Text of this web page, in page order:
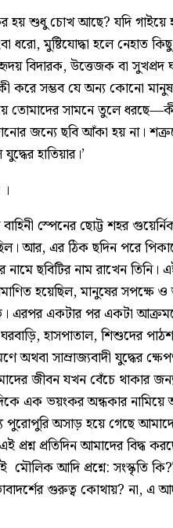
হয় শুধু চোখ আছে? যদি
ধরো, মুষ্টিযোদ্ধা হলে নেহাত
বিদারক, উত্তেজক বা সুখপ্রদ
করে সম্ভব যে অন্য কোনো
তোমাদের সামনে তুলে
জন্যে ছবি আঁকা হয় না।
হাতিয়ার।’
স্পেনের ছোট্ট শহর
আর, এর ঠিক ছদিন পরে
ছবিটির নাম রাখেন তিনি।
হয়েছিল, মানুষের সপক্ষে ও
এরপর একটার পর একটা
হাসপাতাল, শিশুদের
সাম্রাজ্যবাদী যুদ্ধের
জীবন যখন বেঁচে থাকার
এক ভয়ংকর অন্ধকার
অসাড় হয়ে গেছে
প্রতিদিন আমাদের বিদ্ধ
আদি প্রশ্নে: সংস্কৃতি
গুরুত্ব কোথায়? না, এ